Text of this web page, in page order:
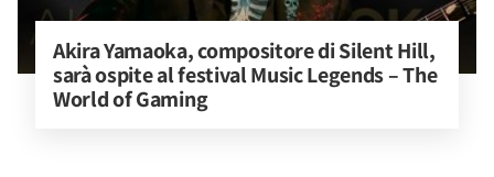
Akira Yamaoka, compositore di Silent Hill,
sarà ospite al festival Music Legends – The
World of Gaming